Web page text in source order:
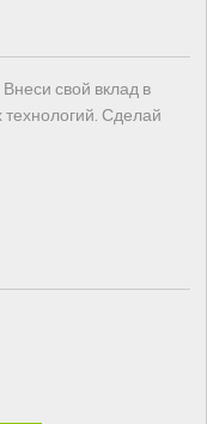
свой вклад в
Сделай